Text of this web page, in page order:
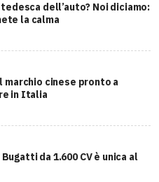
dell’auto? Noi diciamo:
la calma
marchio cinese pronto a
in Italia
da 1.600 CV è unica al